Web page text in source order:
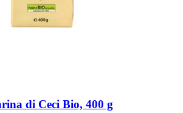
di Ceci Bio, 400 g